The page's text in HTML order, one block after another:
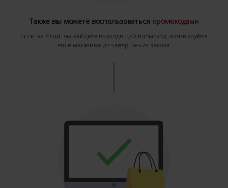
Также вы можете воспользоваться промокодами
Если на Picodi вы найдёте подходящий промокод, активируйте
его в магазине до завершения заказа.